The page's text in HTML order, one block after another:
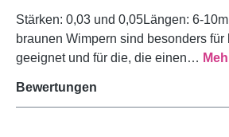
Stärken: 0,03 und 0,05Längen: 6-
braunen Wimpern sind besonders
geeignet und für die, die einen…
Bewertungen